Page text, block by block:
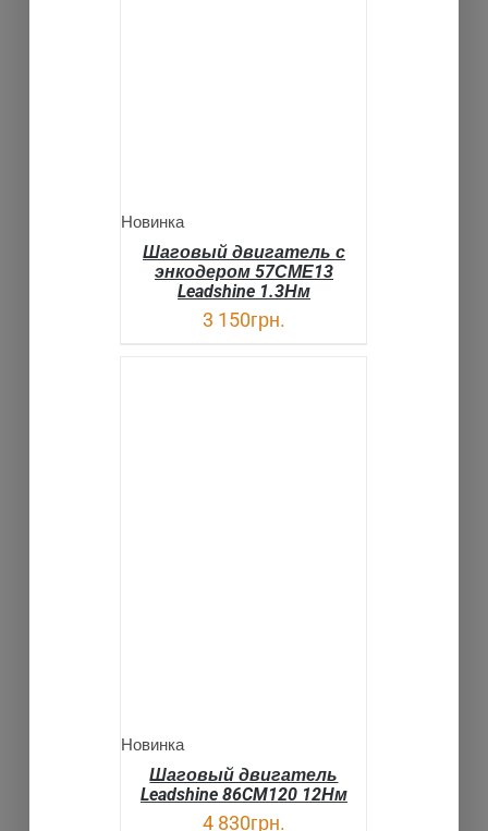
Новинка
Шаговый двигатель с
энкодером 57СМЕ13
Leadshine 1.3Нм
3 150грн.
Новинка
Шаговый двигатель
Leadshine 86CM120 12Нм
4 830грн.